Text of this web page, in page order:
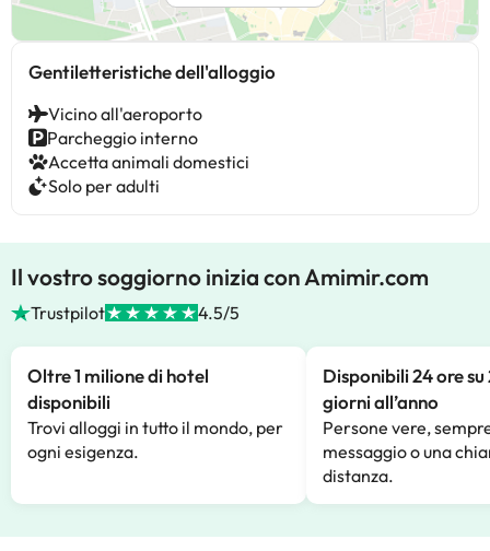
Gentiletteristiche dell'alloggio
Vicino all'aeroporto
Parcheggio interno
Accetta animali domestici
Solo per adulti
Il vostro soggiorno inizia con Amimir.com
Trustpilot 4.5/5
Oltre 1 milione di hotel
disponibili
Trovi alloggi in tutto il mondo, per
ogni esigenza.
Disponibili 24 ore su
giorni all’anno
Persone vere,
messaggio o una
distanza.